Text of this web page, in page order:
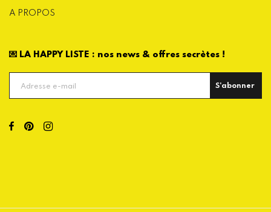
A PROPOS
💌 LA HAPPY LISTE : nos news & offres secrètes !
S'abonner